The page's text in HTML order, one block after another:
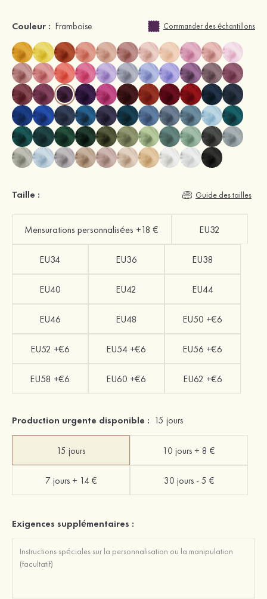
Couleur : Framboise Commander des échantillons
Taille : Guide des tailles
Mensurations personnalisées +18 € EU32
EU34 EU36 EU38
EU40 EU42 EU44
EU46 EU48 EU50 +€6
EU52 +€6 EU54 +€6 EU56 +€6
EU58 +€6 EU60 +€6 EU62 +€6
Production urgente disponible : 15 jours
15 jours 10 jours + 8 €
7 jours + 14 € 30 jours - 5 €
Exigences supplémentaires :